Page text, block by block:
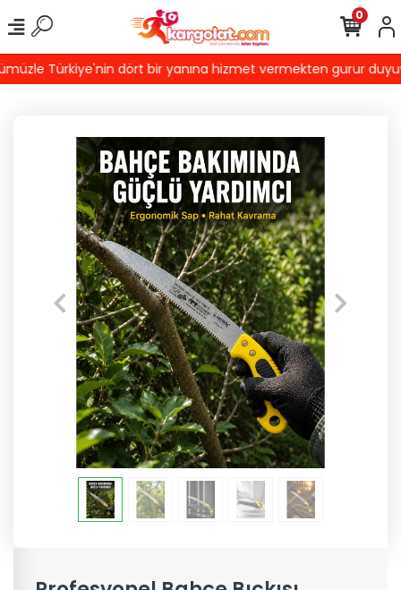
Türkiye'nin dört bir yanına hizmet vermekten gurur
0